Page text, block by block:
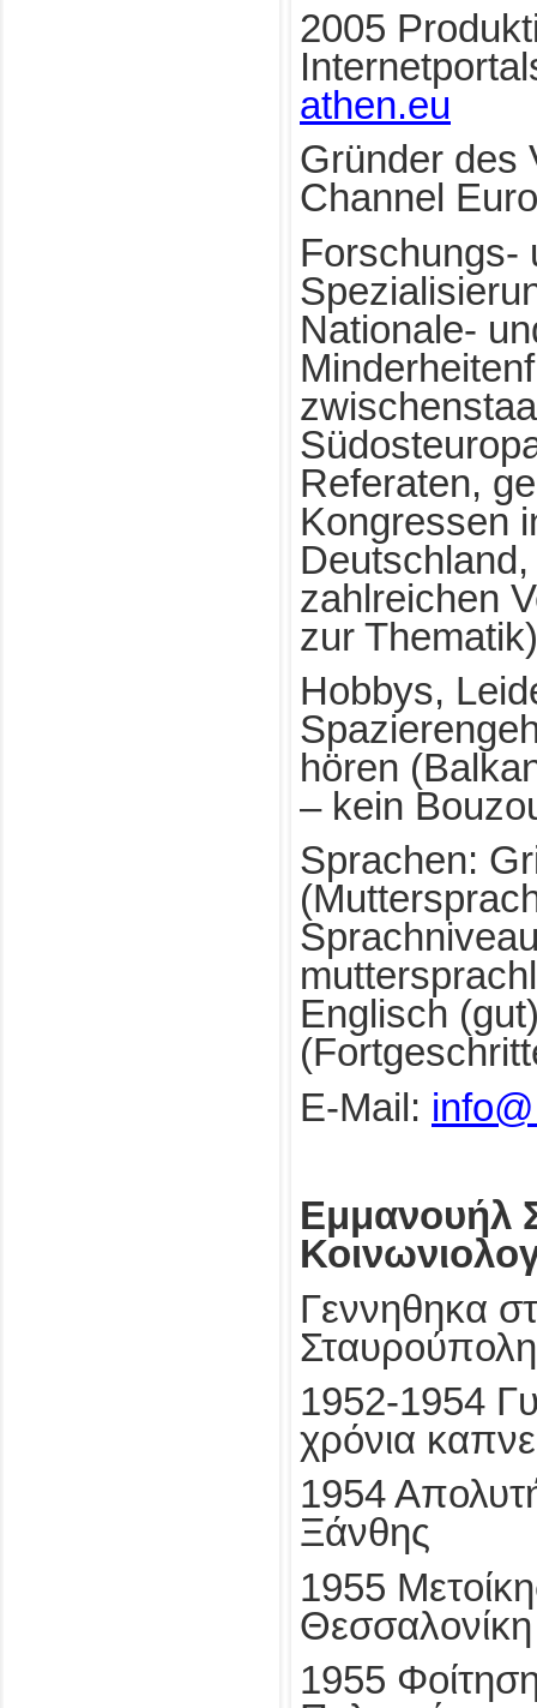
2005
athen.eu
Gründer des
Channel
Forschungs-
Nationale-
Referaten,
Kongressen
zahlreichen
zur Thematik)
Hobbys,
hören
– kein
Sprachen:
Englisch
E-Mail:
Εμμανουήλ
Γεννηθηκα
1952-1954
χρόνια
1954
Ξάνθης
1955
Θεσσαλονίκη
1955